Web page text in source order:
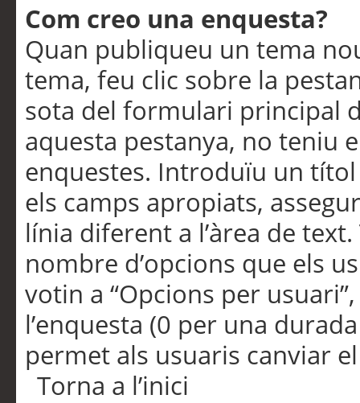
Com creo una enquesta?
Quan publiqueu un tema
tema, feu clic sobre la
sota del formulari principal
aquesta pestanya, no teniu
enquestes. Introduïu un
els camps apropiats,
línia diferent a l’àrea de
nombre d’opcions que els
votin a “Opcions per
l’enquesta (0 per una
permet als usuaris canviar
Torna a l’inici